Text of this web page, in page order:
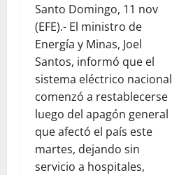
Santo Domingo, 11 nov
(EFE).- El ministro de
Energía y Minas, Joel
Santos, informó que el
sistema eléctrico nacional
comenzó a restablecerse
luego del apagón general
que afectó el país este
martes, dejando sin
servicio a hospitales,